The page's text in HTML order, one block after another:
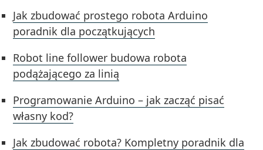
Jak zbudować prostego robota Arduino
poradnik dla początkujących
Robot line follower budowa robota
podążającego za linią
Programowanie Arduino – jak zacząć pisać
własny kod?
Jak zbudować robota? Kompletny poradnik dla